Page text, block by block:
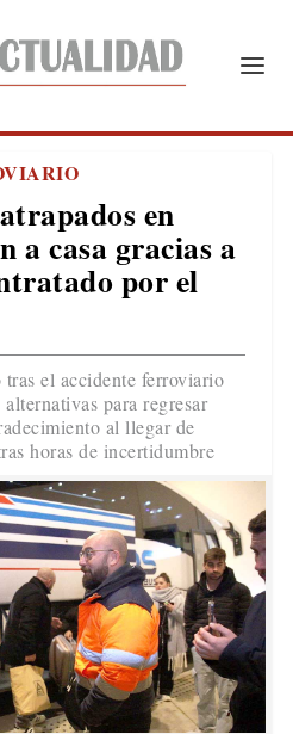
en
a casa gracias a
por el
el accidente ferroviario
para regresar
al llegar de
horas de incertidumbre